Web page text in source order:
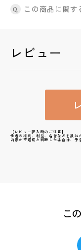
Q この商品に関す
レビュー
【レビュー記入時のご注意】
他者の権利、利益、名誉などを損ね
内容が不適切と判断した場合は、予
こ